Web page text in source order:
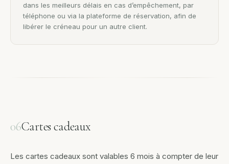
dans les meilleurs délais en cas d’empêchement, par
téléphone ou via la plateforme de réservation, afin de
libérer le créneau pour un autre client.
06Cartes cadeaux
Les cartes cadeaux sont valables 6 mois à compter de leur